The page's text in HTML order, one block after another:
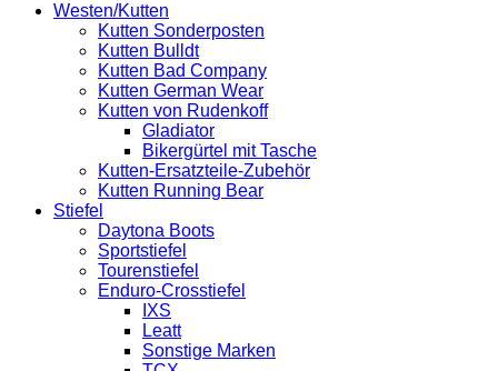
Westen/Kutten
Kutten Sonderposten
Kutten Bulldt
Kutten Bad Company
Kutten German Wear
Kutten von Rudenkoff
Gladiator
Bikergürtel mit Tasche
Kutten-Ersatzteile-Zubehör
Kutten Running Bear
Stiefel
Daytona Boots
Sportstiefel
Tourenstiefel
Enduro-Crosstiefel
IXS
Leatt
Sonstige Marken